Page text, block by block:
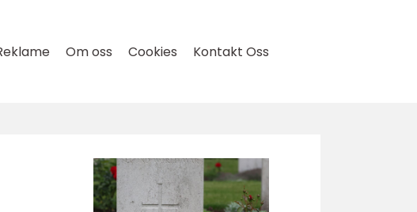
Om oss Cookies Kontakt Oss